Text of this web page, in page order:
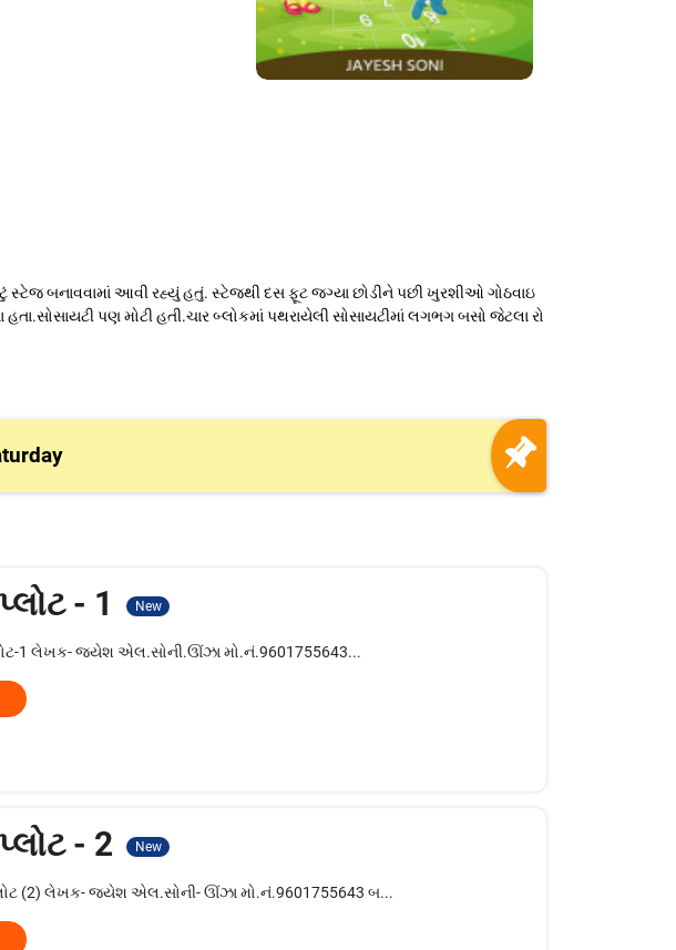
સ્ટેજ બનાવવામાં આવી રહ્યું હતું. સ્ટેજથી દસ ફૂટ જગ્યા છોડીને પછી ખુરશીઓ ગોઠવાઇ
પણ મોટી હતી.ચાર બ્લોકમાં પથરાયેલી સોસાયટીમાં લગભગ બસો જેટલા રો
- 1 New
1 લેખક- જયેશ એલ.સોની.ઊંઝા મો.નં.9601755643...
- 2 New
પ્લોટ (2) લેખક- જયેશ એલ.સોની- ઊંઝા મો.નં.9601755643 બ...